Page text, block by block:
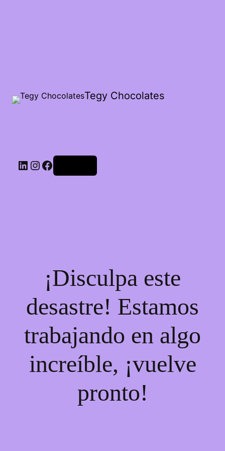
Tegy Chocolates
LinkedIn
Instagram
Facebook
¡Disculpa este
desastre! Estamos
trabajando en algo
increíble, ¡vuelve
pronto!